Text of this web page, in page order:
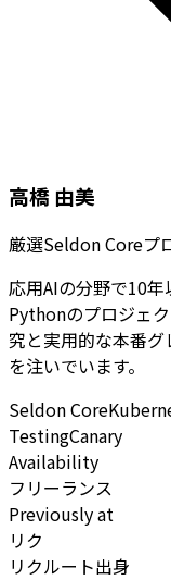
高橋 由美
厳選Seldon Coreプ
応用AIの分野で10
Pythonのプロジェ
究と実用的な本番
を注いでいます。
Seldon Core
TestingCanary
Availability
フリーランス
Previously at
リク
リクルート出身